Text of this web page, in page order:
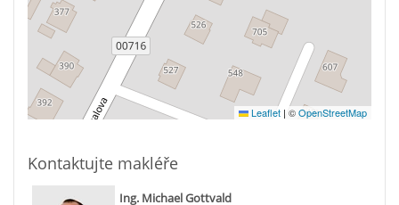
Leaflet | ©OpenStreetMap
Kontaktujte makléře
Ing. Michael Gottvald